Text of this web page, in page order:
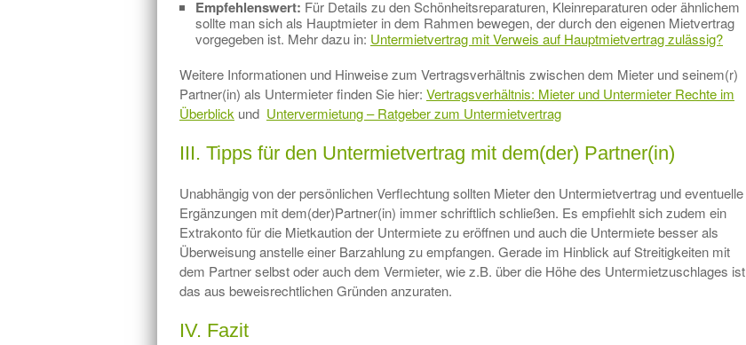
Empfehlenswert: Für Details zu den Schönheitsreparaturen, Kleinreparaturen oder ähnlichem
sollte man sich als Hauptmieter in dem Rahmen bewegen, der durch den eigenen Mietvertrag
vorgegeben ist. Mehr dazu in: Untermietvertrag mit Verweis auf Hauptmietvertrag zulässig?
Weitere Informationen und Hinweise zum Vertragsverhältnis zwischen dem Mieter und seinem(r)
Partner(in) als Untermieter finden Sie hier: Vertragsverhältnis: Mieter und Untermieter Rechte im
Überblick und Untervermietung – Ratgeber zum Untermietvertrag
III. Tipps für den Untermietvertrag mit dem(der) Partner(in)
Unabhängig von der persönlichen Verflechtung sollten Mieter den Untermietvertrag und eventuelle
Ergänzungen mit dem(der)Partner(in) immer schriftlich schließen. Es empfiehlt sich zudem ein
Extrakonto für die Mietkaution der Untermiete zu eröffnen und auch die Untermiete besser als
Überweisung anstelle einer Barzahlung zu empfangen. Gerade im Hinblick auf Streitigkeiten mit
dem Partner selbst oder auch dem Vermieter, wie z.B. über die Höhe des Untermietzuschlages ist
das aus beweisrechtlichen Gründen anzuraten.
IV. Fazit